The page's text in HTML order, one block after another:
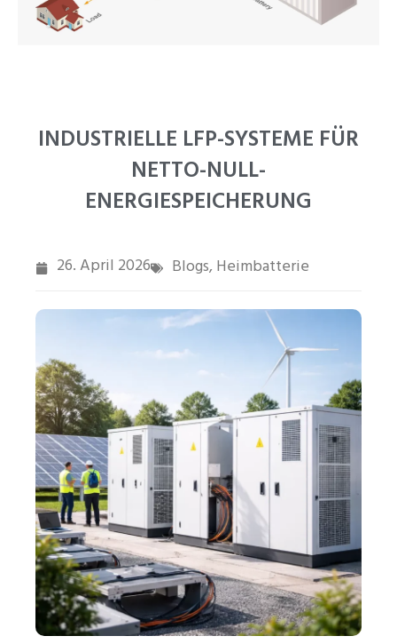
INDUSTRIELLE LFP-SYSTEME FÜR
NETTO-NULL-
ENERGIESPEICHERUNG
26. April 2026 Blogs, Heimbatterie